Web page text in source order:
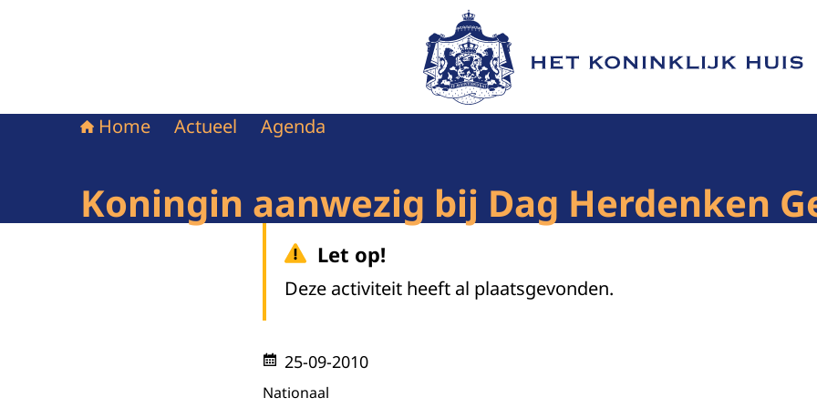
Naar de homepage van Het Koninklijk Huis
Home Actueel Agenda
Koningin aanwezig bij Dag Herdenken
Let op!
Deze activiteit heeft al plaatsgevonden.
25-09-2010
Nationaal